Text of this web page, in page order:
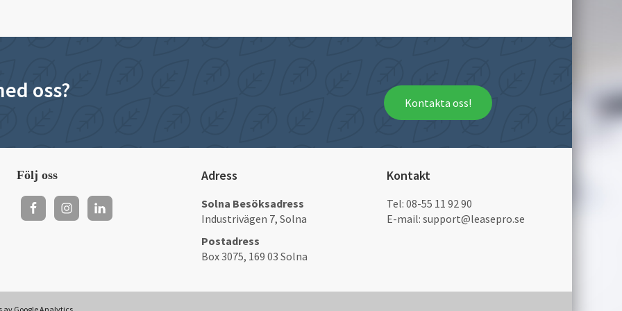
oss? Kontakta oss!
Följ oss Adress
Solna Besöksadress
Industrivägen 7, Solna
Postadress
Box 3075, 169 03 Solna
Kontakt
Tel:08-55 11 92 90
E-mail:support@leasepro.se